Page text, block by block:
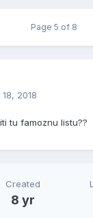
Page 5 of 8
2018
tu famoznu listu??
Created
8 yr